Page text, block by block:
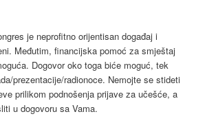
je neprofitno orijentisan događaj i
Međutim, financijska pomoć za smještaj
Dogovor oko toga biće moguć, tek
prezentacije/radionoce. Nemojte se stideti
prilikom podnošenja prijave za učešće, a
u dogovoru sa Vama.